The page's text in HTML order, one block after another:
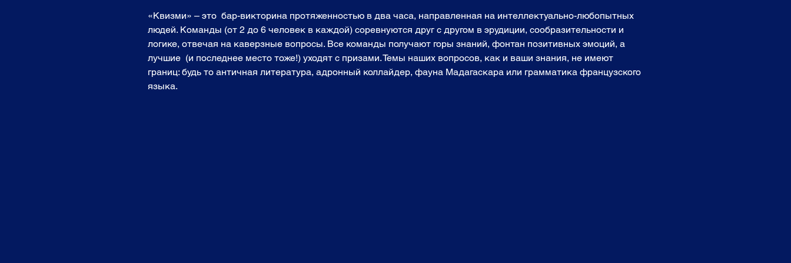
«Квизми» – это  бар-викторина протяженностью в два часа, направленная на интеллектуально-любопытных
людей. Команды (от 2 до 6 человек в каждой) соревнуются друг с другом в эрудиции, сообразительности и
логике, отвечая на каверзные вопросы. Все команды получают горы знаний, фонтан позитивных эмоций, а
лучшие  (и последнее место тоже!) уходят с призами. Темы наших вопросов, как и ваши знания, не имеют
границ: будь то античная литература, адронный коллайдер, фауна Мадагаскара или грамматика французского
языка.